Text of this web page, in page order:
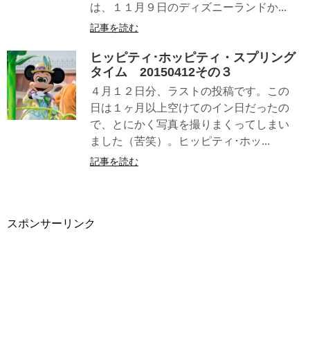
は、１１月９日のディズニーランドか...
記事を読む
ヒッピティ･ホッピティ・スプリング
タイム 20150412その３
４月１２日分、ラストの投稿です。この
日は１ヶ月以上空けてのイン日だったの
で、とにかく写真を撮りまくってしまい
ました（苦笑）。ヒッピティ･ホッ...
記事を読む
スポンサーリンク